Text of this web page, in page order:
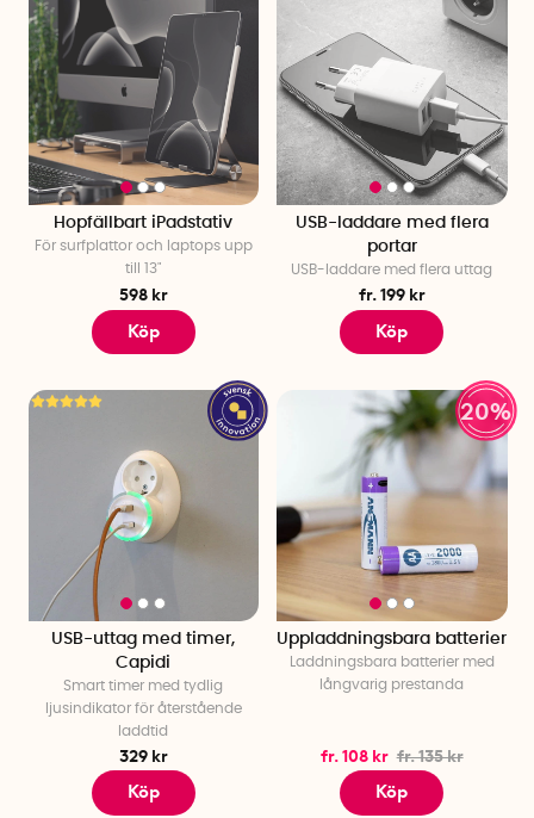
Hopfällbart iPadstativ
För surfplattor och laptops upp
till 13"
598 kr
Köp
USB-laddare med flera
portar
USB-laddare med flera uttag
fr. 199 kr
Köp
USB-uttag med timer,
Capidi
Smart timer med tydlig
ljusindikator för återstående
laddtid
329 kr
Köp
20%
Uppladdningsbara batterier
Laddningsbara batterier med
långvarig prestanda
fr. 108 kr fr. 135 kr
Köp